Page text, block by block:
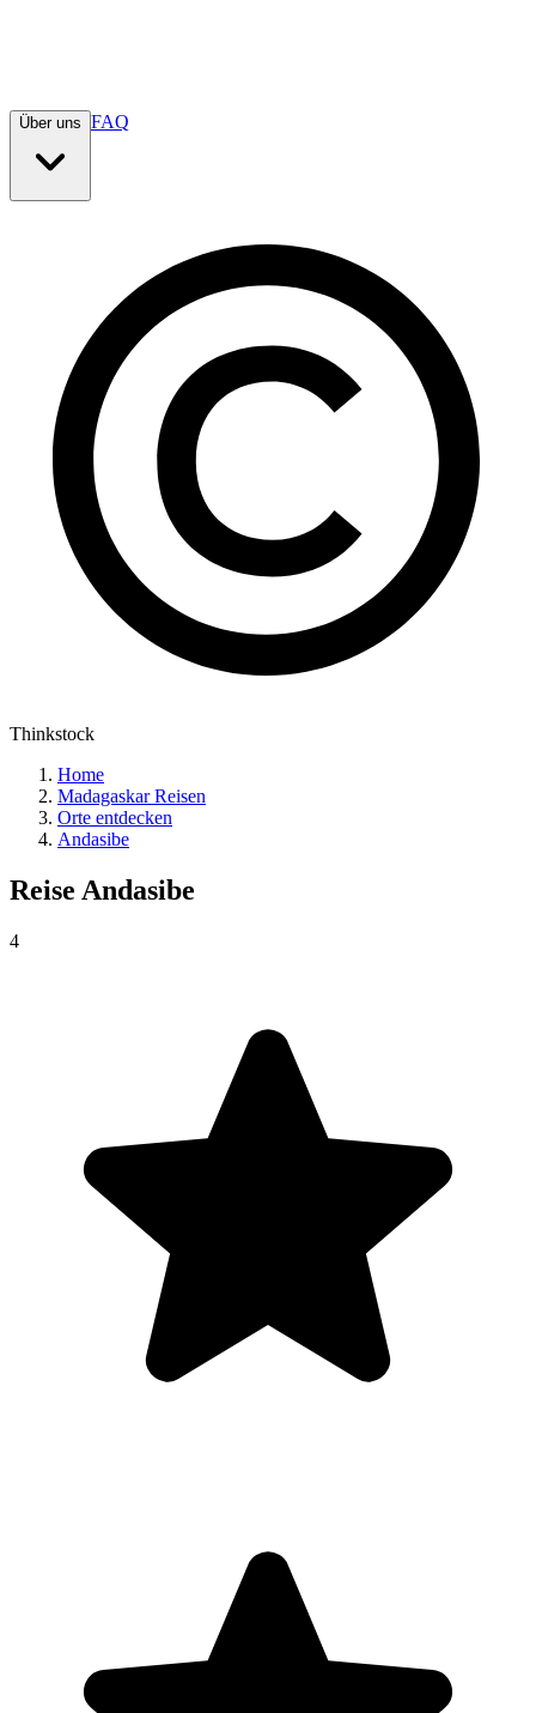
Über uns FAQ
Thinkstock
Home
Madagaskar Reisen
Orte entdecken
Andasibe
Reise Andasibe
4